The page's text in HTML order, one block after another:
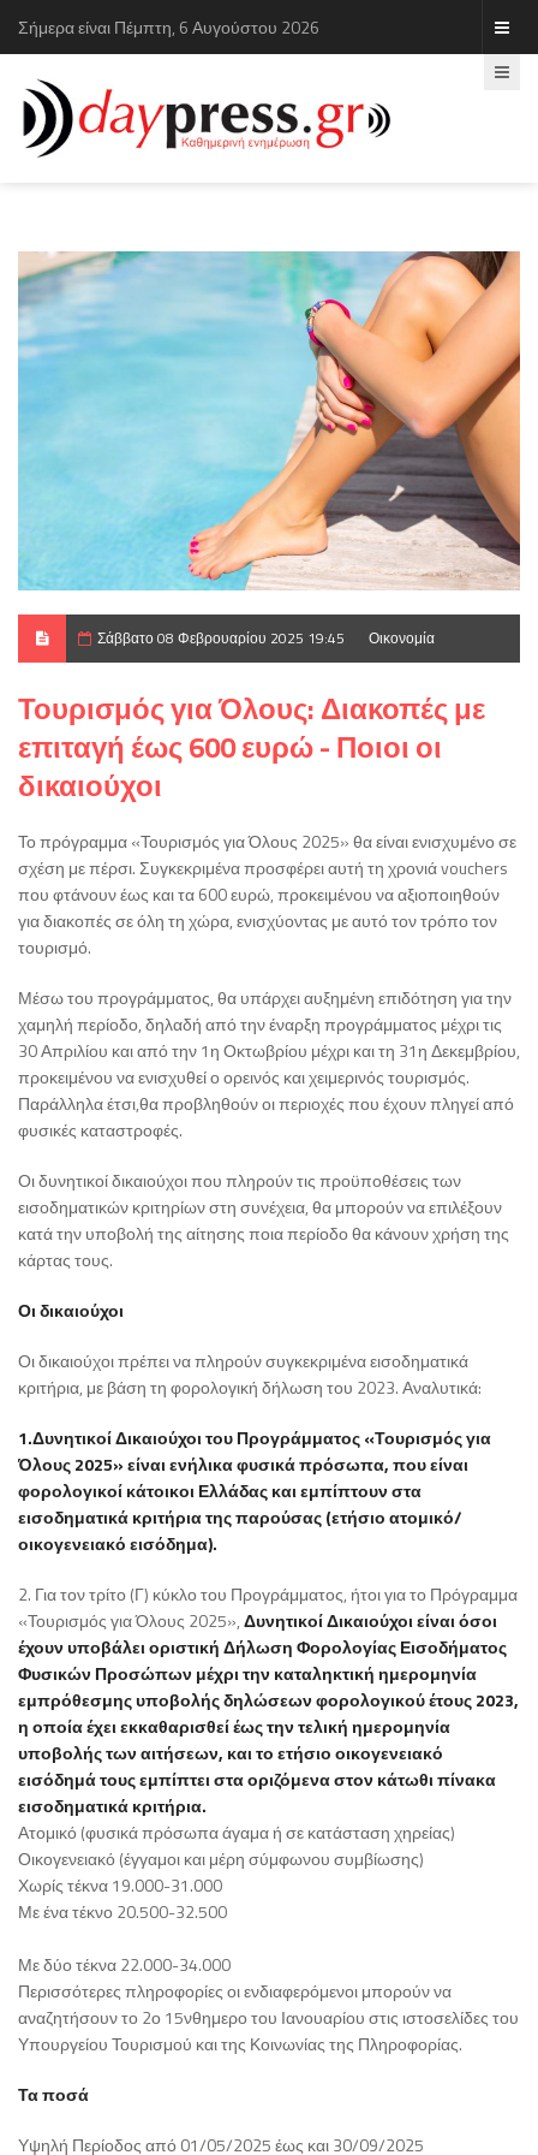
Σήμερα είναι Πέμπτη, 6 Αυγούστου 2026
Σάββατο 08 Φεβρουαρίου 2025 19:45 Οικονομία
Τουρισμός για Όλους: Διακοπές με
επιταγή έως 600 ευρώ - Ποιοι οι
δικαιούχοι
Το πρόγραμμα «Τουρισμός για Όλους 2025» θα είναι ενισχυμένο σε
σχέση με πέρσι. Συγκεκριμένα προσφέρει αυτή τη χρονιά vouchers
που φτάνουν έως και τα 600 ευρώ, προκειμένου να αξιοποιηθούν
για διακοπές σε όλη τη χώρα, ενισχύοντας με αυτό τον τρόπο τον
τουρισμό.
Μέσω του προγράμματος, θα υπάρχει αυξημένη επιδότηση για την
χαμηλή περίοδο, δηλαδή από την έναρξη προγράμματος μέχρι τις
30 Απριλίου και από την 1η Οκτωβρίου μέχρι και τη 31η Δεκεμβρίου,
προκειμένου να ενισχυθεί ο ορεινός και χειμερινός τουρισμός.
Παράλληλα έτσι,θα προβληθούν οι περιοχές που έχουν πληγεί από
φυσικές καταστροφές.
Οι δυνητικοί δικαιούχοι που πληρούν τις προϋποθέσεις των
εισοδηματικών κριτηρίων στη συνέχεια, θα μπορούν να επιλέξουν
κατά την υποβολή της αίτησης ποια περίοδο θα κάνουν χρήση της
κάρτας τους.
Οι δικαιούχοι
Οι δικαιούχοι πρέπει να πληρούν συγκεκριμένα εισοδηματικά
κριτήρια, με βάση τη φορολογική δήλωση του 2023. Αναλυτικά:
1.Δυνητικοί Δικαιούχοι του Προγράμματος «Τουρισμός για
Όλους 2025» είναι ενήλικα φυσικά πρόσωπα, που είναι
φορολογικοί κάτοικοι Ελλάδας και εμπίπτουν στα
εισοδηματικά κριτήρια της παρούσας (ετήσιο ατομικό/
οικογενειακό εισόδημα).
2. Για τον τρίτο (Γ) κύκλο του Προγράμματος, ήτοι για το Πρόγραμμα
«Τουρισμός για Όλους 2025»,Δυνητικοί Δικαιούχοι είναι όσοι
έχουν υποβάλει οριστική Δήλωση Φορολογίας Εισοδήματος
Φυσικών Προσώπων μέχρι την καταληκτική ημερομηνία
εμπρόθεσμης υποβολής δηλώσεων φορολογικού έτους 2023,
η οποία έχει εκκαθαρισθεί έως την τελική ημερομηνία
υποβολής των αιτήσεων, και το ετήσιο οικογενειακό
εισόδημά τους εμπίπτει στα οριζόμενα στον κάτωθι πίνακα
εισοδηματικά κριτήρια.
Ατομικό (φυσικά πρόσωπα άγαμα ή σε κατάσταση χηρείας)
Οικογενειακό (έγγαμοι και μέρη σύμφωνου συμβίωσης)
Χωρίς τέκνα 19.000-31.000
Με ένα τέκνο 20.500-32.500
Με δύο τέκνα 22.000-34.000
Περισσότερες πληροφορίες οι ενδιαφερόμενοι μπορούν να
αναζητήσουν το 2ο 15νθημερο του Ιανουαρίου στις ιστοσελίδες του
Υπουργείου Τουρισμού και της Κοινωνίας της Πληροφορίας.
Τα ποσά
Υψηλή Περίοδος από 01/05/2025 έως και 30/09/2025